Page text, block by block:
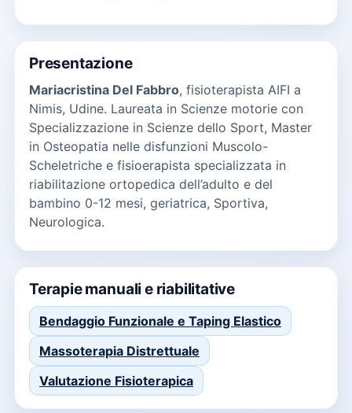
Presentazione
Mariacristina Del Fabbro, fisioterapista AIFI a
Nimis, Udine. Laureata in Scienze motorie con
Specializzazione in Scienze dello Sport, Master
in Osteopatia nelle disfunzioni Muscolo-
Scheletriche e fisioerapista specializzata in
riabilitazione ortopedica dell’adulto e del
bambino 0-12 mesi, geriatrica, Sportiva,
Neurologica.
Terapie manuali e riabilitative
Bendaggio Funzionale e Taping Elastico
Massoterapia Distrettuale
Valutazione Fisioterapica